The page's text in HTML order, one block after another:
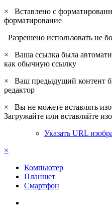
×
Вставлено с
форматирование
Разрешено использовать не
×
Ваша ссылка была
как обычную ссылку
×
Ваш предыдущий контент
редактор
×
Вы не можете вставлять
Загружайте или вставляйте
Указать URL
×
Компьютер
Планшет
Смартфон